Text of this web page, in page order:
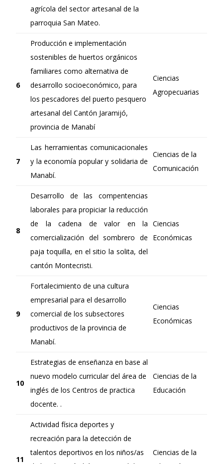
agrícola del sector artesanal de la
parroquia San Mateo.
6
Producción e implementación
sostenibles de huertos orgánicos
familiares como alternativa de
desarrollo socioeconómico, para
los pescadores del puerto pesquero
artesanal del Cantón Jaramijó,
provincia de Manabí
Ciencias
Agropecuarias
7
Las herramientas comunicacionales
y la economía popular y solidaria de
Manabí.
Ciencias de la
Comunicación
8
Desarrollo de las compentencias
laborales para propiciar la reducción
de la cadena de valor en la
comercialización del sombrero de
paja toquilla, en el sitio la solita, del
cantón Montecristi.
Ciencias
Económicas
9
Fortalecimiento de una cultura
empresarial para el desarrollo
comercial de los subsectores
productivos de la provincia de
Manabí.
Ciencias
Económicas
10
Estrategias de enseñanza en base al
nuevo modelo curricular del área de
inglés de los Centros de practica
docente. .
Ciencias de la
Educación
11
Actividad física deportes y
recreación para la detección de
talentos deportivos en los niños/as
Ciencias de la